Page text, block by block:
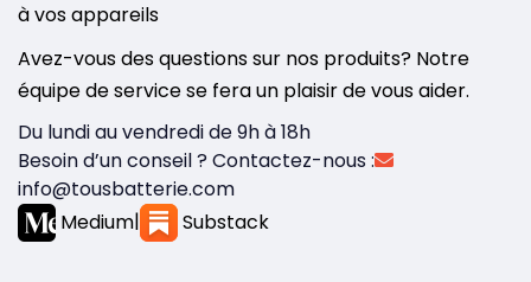
à vos appareils
Avez-vous des questions sur nos produits? Notre
équipe de service se fera un plaisir de vous aider.
Du lundi au vendredi de 9h à 18h
Besoin d’un conseil ? Contactez-nous :
info@tousbatterie.com
Medium| Substack